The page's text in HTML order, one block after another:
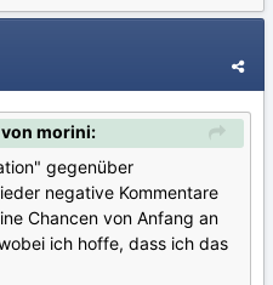
von morini:
gegenüber
negative Kommentare
Chancen von Anfang an
ich hoffe, dass ich das